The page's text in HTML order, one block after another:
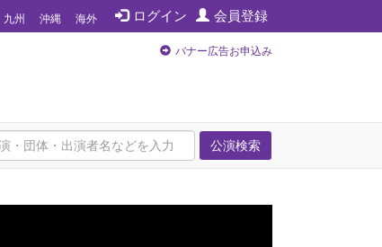
ログイン 会員登録
九州 沖縄 海外
バナー広告お申込み
公演検索